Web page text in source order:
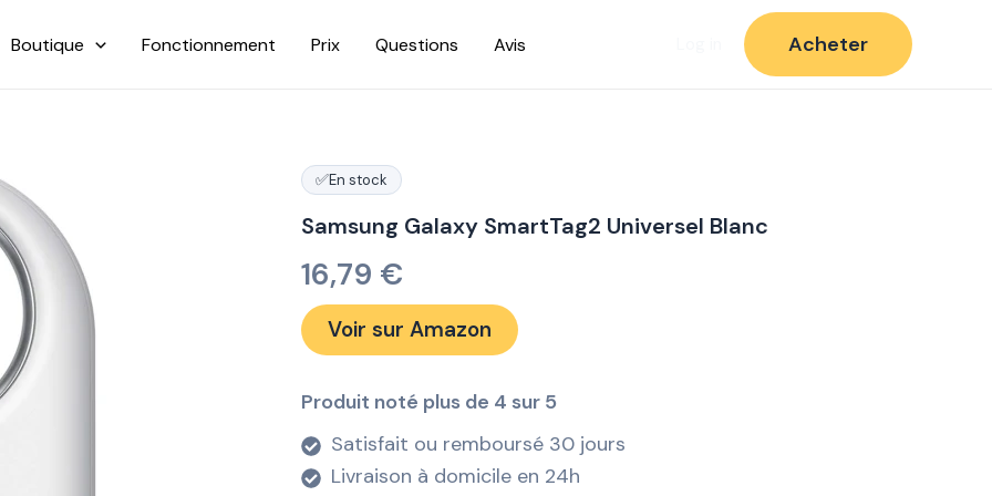
Boutique Fonctionnement Prix Questions Avis Acheter
✅En stock
Samsung Galaxy SmartTag2 Universel Blanc
16,79 €
Voir sur Amazon
Produit noté plus de 4 sur 5
Satisfait ou remboursé 30 jours
Livraison à domicile en 24h